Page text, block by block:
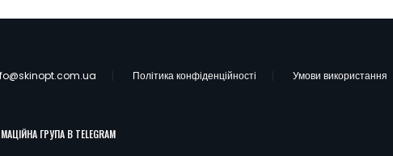
Політика конфіденційності Умови використання
ГРУПА В TELEGRAM